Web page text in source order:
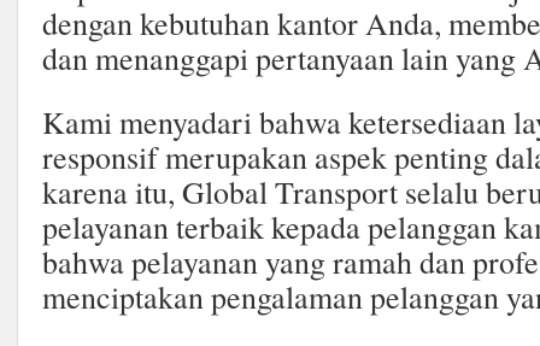
dengan kebutuhan kantor Anda,
dan menanggapi pertanyaan lain yang
Kami menyadari bahwa ketersediaan
responsif merupakan aspek penting
karena itu, Global Transport selalu
pelayanan terbaik kepada pelanggan
bahwa pelayanan yang ramah dan
menciptakan pengalaman pelanggan